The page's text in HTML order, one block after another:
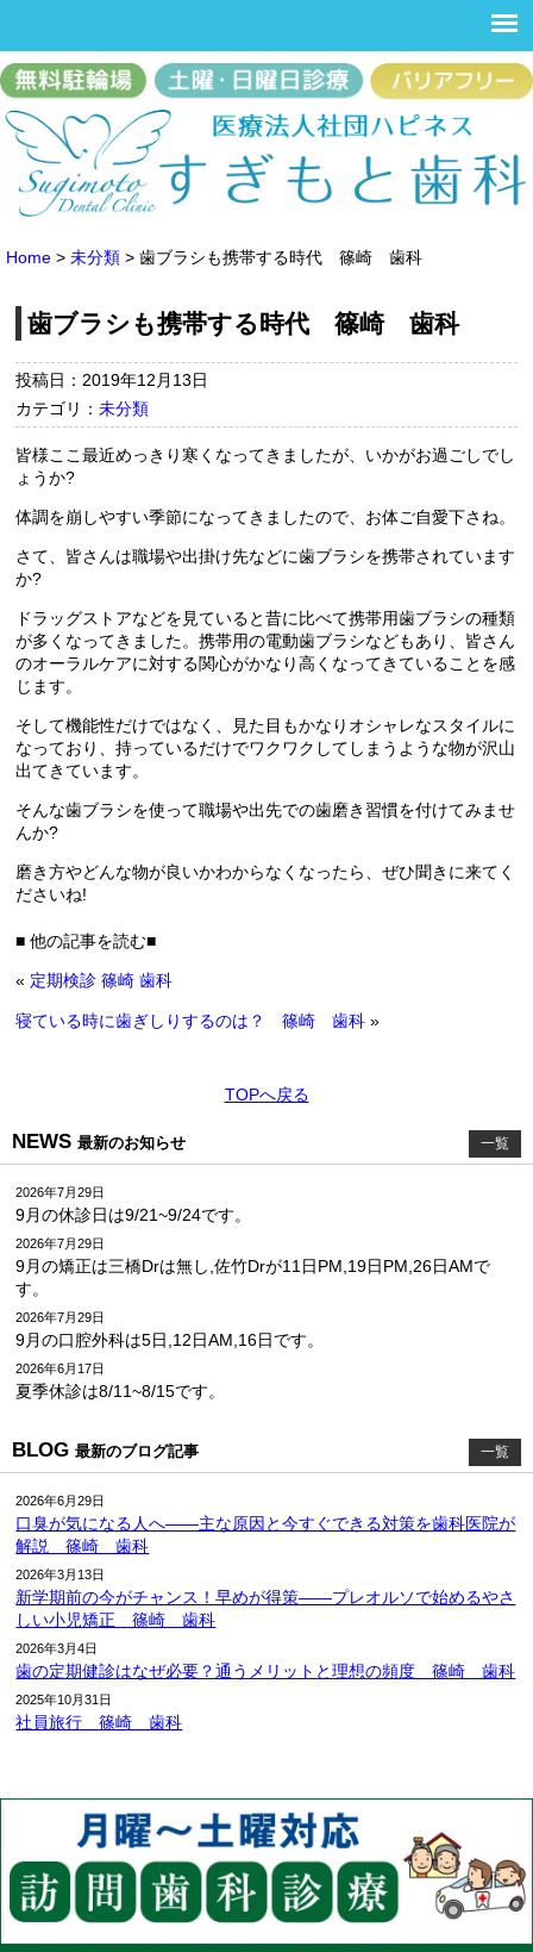
Home > 未分類 > 歯ブラシも携帯する時代 篠崎 歯科
歯ブラシも携帯する時代 篠崎 歯科
投稿日：2019年12月13日
カテゴリ：未分類
皆様ここ最近めっきり寒くなってきましたが、いかがお過ごしでし
ょうか?
体調を崩しやすい季節になってきましたので、お体ご自愛下さね。
さて、皆さんは職場や出掛け先などに歯ブラシを携帯されています
か?
ドラッグストアなどを見ていると昔に比べて携帯用歯ブラシの種類
が多くなってきました。携帯用の電動歯ブラシなどもあり、皆さん
のオーラルケアに対する関心がかなり高くなってきていることを感
じます。
そして機能性だけではなく、見た目もかなりオシャレなスタイルに
なっており、持っているだけでワクワクしてしまうような物が沢山
出てきています。
そんな歯ブラシを使って職場や出先での歯磨き習慣を付けてみませ
んか?
磨き方やどんな物が良いかわからなくなったら、ぜひ聞きに来てく
ださいね!
■ 他の記事を読む■
« 定期検診 篠崎 歯科
寝ている時に歯ぎしりするのは？ 篠崎 歯科 »
TOPへ戻る
NEWS 最新のお知らせ 一覧
2026年7月29日
9月の休診日は9/21~9/24です。
2026年7月29日
9月の矯正は三橋Drは無し,佐竹Drが11日PM,19日PM,26日AMで
す。
2026年7月29日
9月の口腔外科は5日,12日AM,16日です。
2026年6月17日
夏季休診は8/11~8/15です。
BLOG 最新のブログ記事 一覧
2026年6月29日
口臭が気になる人へ――主な原因と今すぐできる対策を歯科医院が
解説 篠崎 歯科
2026年3月13日
新学期前の今がチャンス！早めが得策――プレオルソで始めるやさ
しい小児矯正 篠崎 歯科
2026年3月4日
歯の定期健診はなぜ必要？通うメリットと理想の頻度 篠崎 歯科
2025年10月31日
社員旅行 篠崎 歯科